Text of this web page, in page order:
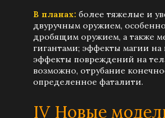
В планах: более тяжелые и
двуручным оружием,
дробящим оружием, а также
гигантами; эффекты магии на
эффекты повреждений на
возможно, отрубание
определенное фаталити.
IV Новые